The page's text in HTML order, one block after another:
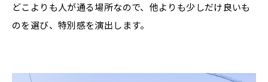
どこよりも人が通る場所なので、他よりも少しだけ良いも
のを選び、特別感を演出します。